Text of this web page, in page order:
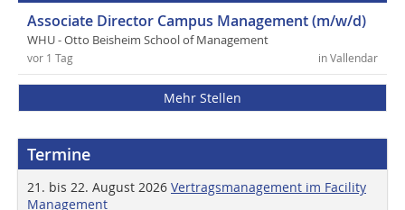
Associate Director Campus Management (m/w/d)
WHU - Otto Beisheim School of Management
in Vallendar
vor 1 Tag
Mehr Stellen
Termine
21. bis 22. August 2026 Vertragsmanagement im Facility
Management